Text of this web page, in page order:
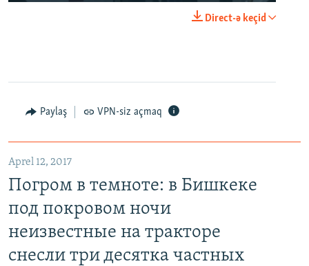
Direct-ə keçid
Paylaş VPN-siz açmaq
Aprel 12, 2017
Погром в темноте: в Бишкеке
под покровом ночи
неизвестные на тракторе
снесли три десятка частных